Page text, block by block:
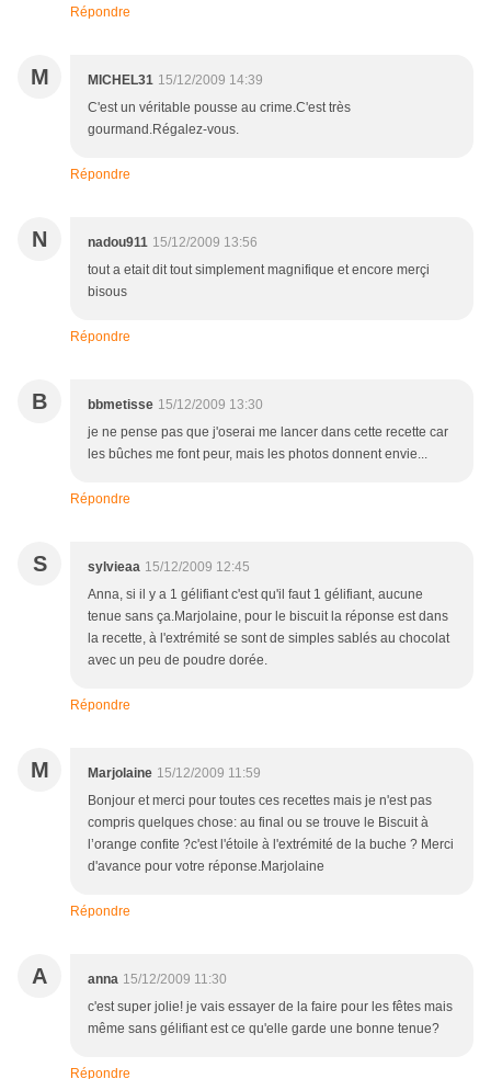
Répondre
M MICHEL31 15/12/2009 14:39
C'est un véritable pousse au crime.C'est très
gourmand.Régalez-vous.
Répondre
N nadou911 15/12/2009 13:56
tout a etait dit tout simplement magnifique et encore merçi
bisous
Répondre
B bbmetisse 15/12/2009 13:30
je ne pense pas que j'oserai me lancer dans cette recette car
les bûches me font peur, mais les photos donnent envie...
Répondre
S sylvieaa 15/12/2009 12:45
Anna, si il y a 1 gélifiant c'est qu'il faut 1 gélifiant, aucune
tenue sans ça.Marjolaine, pour le biscuit la réponse est dans
la recette, à l'extrémité se sont de simples sablés au chocolat
avec un peu de poudre dorée.
Répondre
M Marjolaine 15/12/2009 11:59
Bonjour et merci pour toutes ces recettes mais je n'est pas
compris quelques chose: au final ou se trouve le Biscuit à
l’orange confite ?c'est l'étoile à l'extrémité de la buche ? Merci
d'avance pour votre réponse.Marjolaine
Répondre
A anna 15/12/2009 11:30
c'est super jolie! je vais essayer de la faire pour les fêtes mais
même sans gélifiant est ce qu'elle garde une bonne tenue?
Répondre